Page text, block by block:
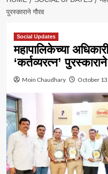
पुरस्काराने गौरव
Social Updates
महापालिकेच्या
‘कर्तव्यरत्न’
Moin Chaudhary October